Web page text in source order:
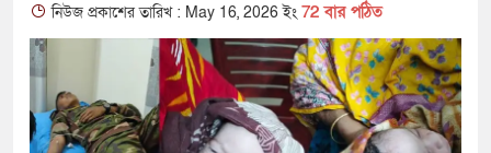
নিউজ প্রকাশের তারিখ : May 16, 2026 ইং 72 বার পঠিত